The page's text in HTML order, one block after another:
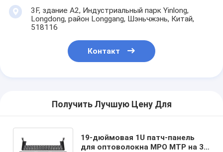
3F, здание A2, Индустриальный парк Yinlong,
Longdong, район Longgang, Шэньчжэнь, Китай,
518116
Контакт
Получить Лучшую Цену Для
19-дюймовая 1U патч-панель
для оптоволокна MPO MTP на 36